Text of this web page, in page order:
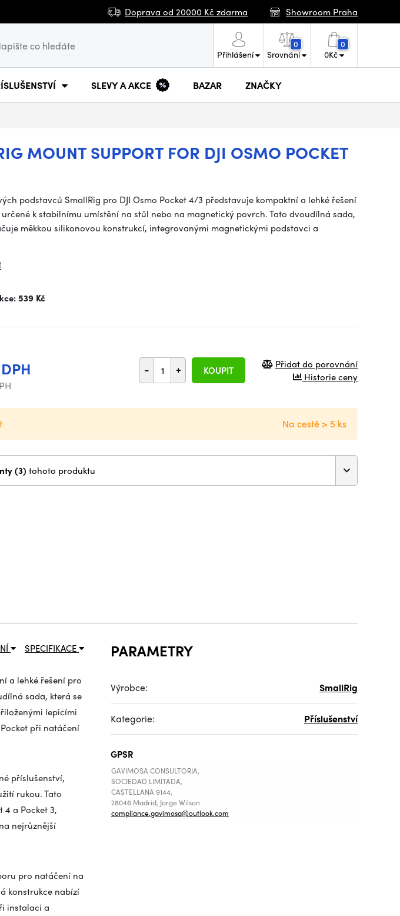
Doprava od 20000 Kč zdarma Showroom Praha
Přihlášení
0
Srovnání
0
0Kč
SLEVY A AKCE BAZAR ZNAČKY
MOUNT SUPPORT FOR DJI OSMO POCKET
podstavců SmallRig pro DJI Osmo Pocket 4/3 představuje kompaktní a lehké řešení
k stabilnímu umístění na stůl nebo na magnetický povrch. Tato dvoudílná sada,
měkkou silikonovou konstrukcí, integrovanými magnetickými podstavci a
539 Kč
- + KOUPIT
Přidat do porovnání
Historie ceny
Na cestě > 5 ks
Další varianty (3) tohoto produktu
SPECIFIKACE
a lehké řešení pro
sada, která se
lepicími
při natáčení
příslušenství,
rukou. Tato
4 a Pocket 3,
nejrůznější
pro natáčení na
konstrukce nabízí
instalaci a
PARAMETRY
Výrobce: SmallRig
Kategorie: Příslušenství
GPSR
GAVIMOSA CONSULTORIA,
SOCIEDAD LIMITADA,
CASTELLANA 9144,
28046 Madrid, Jorge Wilson
compliance.gavimosa@outlook.com